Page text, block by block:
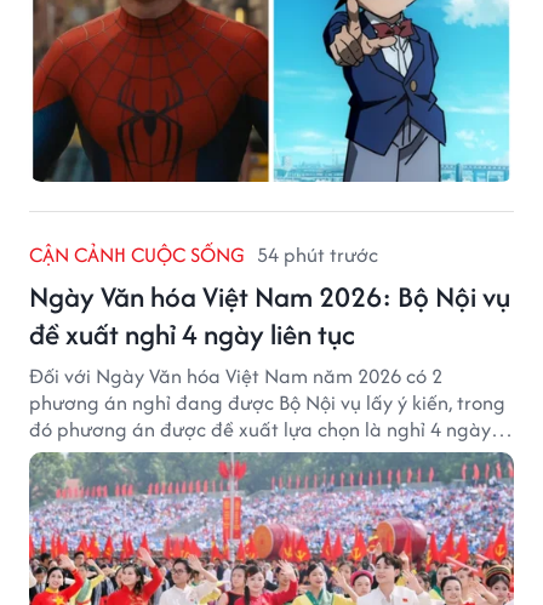
CẬN CẢNH CUỘC SỐNG 54 phút trước
Ngày Văn hóa Việt Nam 2026: Bộ Nội vụ
đề xuất nghỉ 4 ngày liên tục
Đối với Ngày Văn hóa Việt Nam năm 2026 có 2
phương án nghỉ đang được Bộ Nội vụ lấy ý kiến, trong
đó phương án được đề xuất lựa chọn là nghỉ 4 ngày
liên tục từ 21/11 đến 24/11, đồng thời hoán đổi 1 ngày
làm việc sang thứ Bảy (28/11).